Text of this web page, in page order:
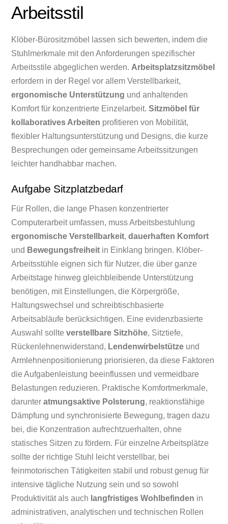
Arbeitsstil
Klöber-Bürositzmöbel lassen sich bewerten, indem die
Stuhlmerkmale mit den Anforderungen spezifischer
Arbeitsstile abgeglichen werden. Arbeitsplatzsitzmöbel
erfordern in der Regel vor allem Verstellbarkeit,
ergonomische Unterstützung und anhaltenden
Komfort für konzentrierte Einzelarbeit.Sitzmöbel für
kollaboratives Arbeiten profitieren von Mobilität,
flexibler Haltungsunterstützung und Designs, die kurze
Besprechungen oder gemeinsame Arbeitssitzungen
leichter handhabbar machen.
Aufgabe Sitzplatzbedarf
Für Rollen, die lange Phasen konzentrierter
Computerarbeit umfassen, muss Arbeitsbestuhlung
ergonomische Verstellbarkeit,dauerhaften Komfort
und Bewegungsfreiheit in Einklang bringen. Klöber-
Arbeitsstühle eignen sich für Nutzer, die über ganze
Arbeitstage hinweg gleichbleibende Unterstützung
benötigen, mit Einstellungen, die Körpergröße,
Haltungswechsel und schreibtischbasierte
Arbeitsabläufe berücksichtigen. Eine evidenzbasierte
Auswahl sollteverstellbare Sitzhöhe, Sitztiefe,
Rückenlehnenwiderstand, Lendenwirbelstütze und
Armlehnenpositionierung priorisieren, da diese Faktoren
die Aufgabenleistung beeinflussen und vermeidbare
Belastungen reduzieren. Praktische Komfortmerkmale,
darunteratmungsaktive Polsterung, reaktionsfähige
Dämpfung und synchronisierte Bewegung, tragen dazu
bei, die Konzentration aufrechtzuerhalten, ohne
statisches Sitzen zu fördern. Für einzelne Arbeitsplätze
sollte der richtige Stuhl leicht verstellbar, bei
feinmotorischen Tätigkeiten stabil und robust genug für
intensive tägliche Nutzung sein und so sowohl
Produktivität als auch langfristiges Wohlbefinden in
administrativen, analytischen und technischen Rollen